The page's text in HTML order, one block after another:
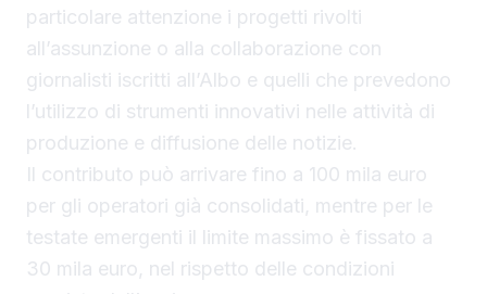
particolare attenzione i progetti rivolti
all’assunzione o alla collaborazione con
giornalisti iscritti all’Albo e quelli che prevedono
l’utilizzo di strumenti innovativi nelle attività di
produzione e diffusione delle notizie.
Il contributo può arrivare fino a 100 mila euro
per gli operatori già consolidati, mentre per le
testate emergenti il limite massimo è fissato a
30 mila euro, nel rispetto delle condizioni